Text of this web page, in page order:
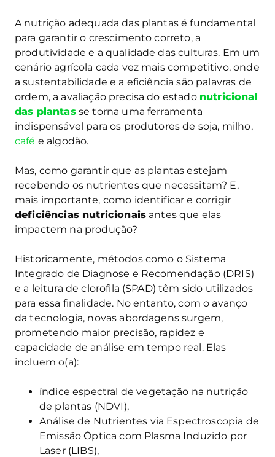
A nutrição adequada das plantas é fundamental
para garantir o crescimento correto, a
produtividade e a qualidade das culturas. Em um
cenário agrícola cada vez mais competitivo, onde
a sustentabilidade e a eficiência são palavras de
ordem, a avaliação precisa do estado nutricional
das plantasse torna uma ferramenta
indispensável para os produtores de soja, milho,
café e algodão.
Mas, como garantir que as plantas estejam
recebendo os nutrientes que necessitam? E,
mais importante, como identificar e corrigir
deficiências nutricionais antes que elas
impactem na produção?
Historicamente, métodos como o Sistema
Integrado de Diagnose e Recomendação (DRIS)
e a leitura de clorofila (SPAD) têm sido utilizados
para essa finalidade. No entanto, com o avanço
da tecnologia, novas abordagens surgem,
prometendo maior precisão, rapidez e
capacidade de análise em tempo real. Elas
incluem o(a):
índice espectral de vegetação na nutrição
de plantas (NDVI),
Análise de Nutrientes via Espectroscopia de
Emissão Óptica com Plasma Induzido por
Laser (LIBS),